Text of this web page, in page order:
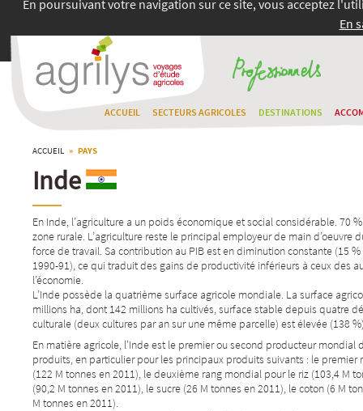
En poursuivant votre navigation sur ce site, vous acceptez
En
ACCUEIL SECTEURS AGRICOLES DESTINATIONS
ACCUEIL » PAYS
Inde
En Inde, l’agriculture a un poids économique et social considérable. 70
zone rurale. L’agriculture reste le principal employeur de main d’oeuvre
force de travail. Sa contribution au PIB est en diminution constante (15
1990-91), ce qui traduit des gains de productivité inférieurs à ceux des
l’économie.
L’Inde possède la quatrième surface agricole mondiale. La surface
millions ha, dont 142 millions ha cultivés, surface stable depuis quatre
culturale (deux cultures par an sur une même parcelle) est élevée (138
En matière agricole, l’Inde est le premier ou second producteur mondial
produits, en particulier pour les principaux produits suivants : le premier
(122 M tonnes en 2011), le deuxième rang mondial pour le riz (103,4 M
(90,2 M tonnes en 2011), le sucre (26 M tonnes en 2011), le coton (6 M
M tonnes en 2011).